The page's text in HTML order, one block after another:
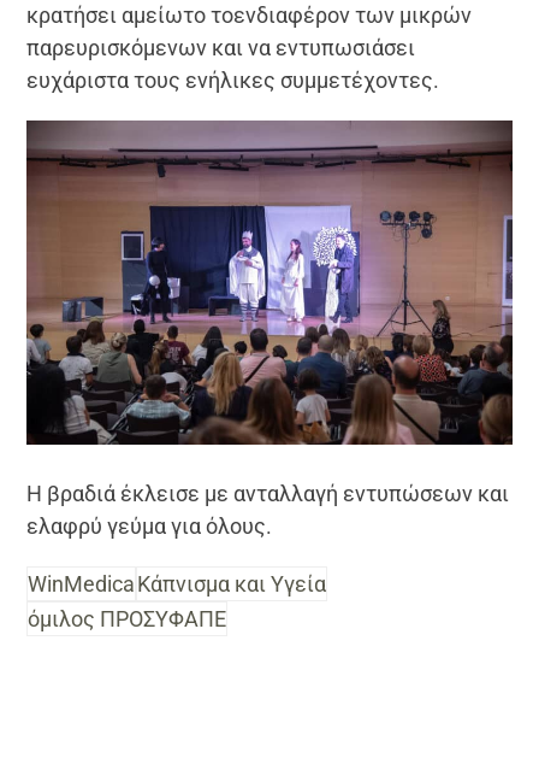
κρατήσει αμείωτο τοενδιαφέρον των μικρών
παρευρισκόμενων και να εντυπωσιάσει
ευχάριστα τους ενήλικες συμμετέχοντες.
Η βραδιά έκλεισε με ανταλλαγή εντυπώσεων και
ελαφρύ γεύμα για όλους.
WinMedicaΚάπνισμα και Υγεία
όμιλος ΠΡΟΣΥΦΑΠΕ